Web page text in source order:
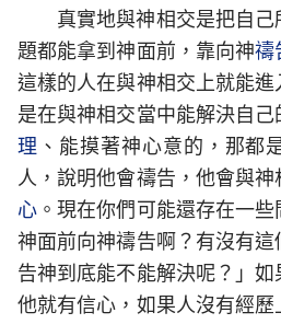
真實地與神相交是把自
題都能拿到神面前，靠向神禱
這樣的人在與神相交上就能
是在與神相交當中能解決自
理 、能摸著神心意的，那都
人，說明他會禱告，他會與
心 。現在你們可能還存在一
神面前向神禱告啊？有沒有
告神到底能不能解決呢？」如
他就有信心，如果人沒有經